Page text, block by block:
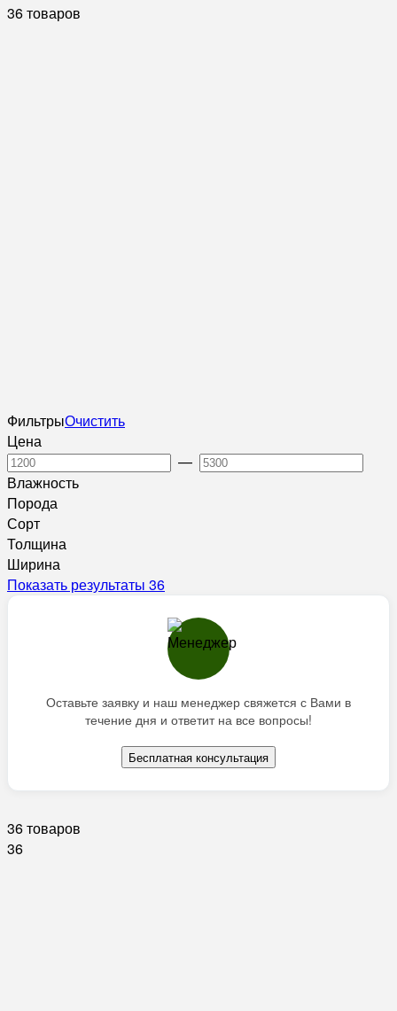
36 товаров
ФильтрыОчистить
Цена
—
Влажность
Порода
Сорт
Толщина
Ширина
Показать результаты 36
Оставьте заявку и наш менеджер свяжется с Вами в
течение дня и ответит на все вопросы!
Бесплатная консультация
36 товаров
36